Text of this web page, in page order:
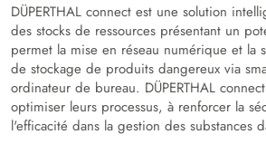
DÜPERTHAL connect est une solution
des stocks de ressources présentant un
permet la mise en réseau numérique et la
de stockage de produits dangereux via
ordinateur de bureau. DÜPERTHAL
optimiser leurs processus, à renforcer la
l'efficacité dans la gestion des substances